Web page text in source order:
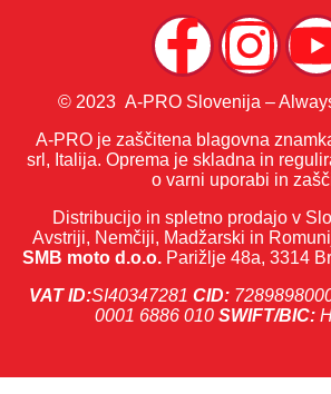
© 2023 A-PRO Slovenija –
A-PRO je zaščitena blagovna
srl, Italija. Oprema je skladna in
o varni uporabi in
Distribucijo in spletno prodajo v
Avstriji, Nemčiji, Madžarski in
SMB moto d.o.o. Parižlje 48a, 3314
VAT ID:SI40347281 CID:
0001 6886 010 SWIFT/BIC: